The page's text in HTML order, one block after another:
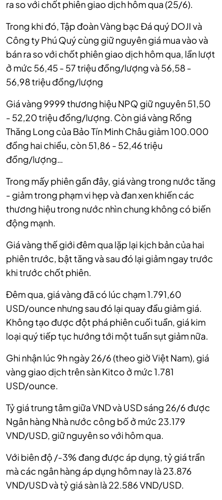
ra so với chốt phiên giao dịch hôm qua (25/6).
Trong khi đó, Tập đoàn Vàng bạc Đá quý DOJI và
Công ty Phú Quý cùng giữ nguyên giá mua vào và
bán ra so với chốt phiên giao dịch hôm qua, lần lượt
ở mức 56,45 - 57 triệu đồng/lượng và 56,58 -
56,98 triệu đồng/lượng
Giá vàng 9999 thương hiệu NPQ giữ nguyên 51,50
- 52,20 triệu đồng/lượng. Còn giá vàng Rồng
Thăng Long của Bảo Tín Minh Châu giảm 100.000
đồng hai chiều, còn 51,86 - 52,46 triệu
đồng/lượng…
Trong mấy phiên gần đây, giá vàng trong nước tăng
- giảm trong phạm vi hẹp và đan xen khiến các
thương hiệu trong nước nhìn chung không có biến
động mạnh.
Giá vàng thế giới đêm qua lặp lại kịch bản của hai
phiên trước, bật tăng và sau đó lại giảm ngay trước
khi trước chốt phiên.
Đêm qua, giá vàng đã có lúc chạm 1.791,60
USD/ounce nhưng sau đó lại quay đầu giảm giá.
Không tạo được đột phá phiên cuối tuần, giá kim
loại quý tiếp tục hướng tới một tuần sụt giảm nữa.
Ghi nhận lúc 9h ngày 26/6 (theo giờ Việt Nam), giá
vàng giao dịch trên sàn Kitco ở mức 1.781
USD/ounce.
Tỷ giá trung tâm giữa VND và USD sáng 26/6 được
Ngân hàng Nhà nước công bố ở mức 23.179
VND/USD, giữ nguyên so với hôm qua.
Với biên độ /-3% đang được áp dụng, tỷ giá trần
mà các ngân hàng áp dụng hôm nay là 23.876
VND/USD và tỷ giá sàn là 22.586 VND/USD.